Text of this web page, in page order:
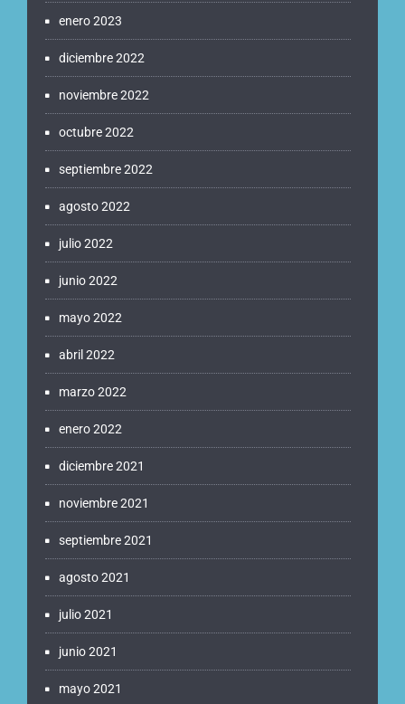
enero 2023
diciembre 2022
noviembre 2022
octubre 2022
septiembre 2022
agosto 2022
julio 2022
junio 2022
mayo 2022
abril 2022
marzo 2022
enero 2022
diciembre 2021
noviembre 2021
septiembre 2021
agosto 2021
julio 2021
junio 2021
mayo 2021